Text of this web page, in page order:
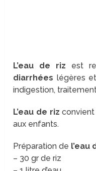
L’eau de riz est
diarrhées légères
indigestion,
L’eau de riz convient
aux enfants.
Préparation de l’eau
– 30 gr de riz